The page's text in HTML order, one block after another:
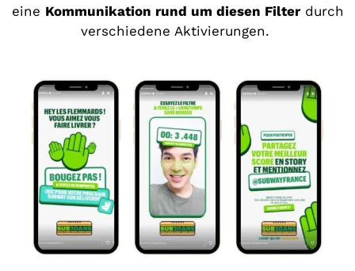
eine Kommunikation rund um diesen Filterdurch
verschiedene Aktivierungen.